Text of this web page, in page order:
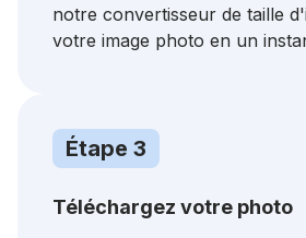
notre convertisseur de taille
votre image photo en un
Étape 3
Téléchargez votre photo